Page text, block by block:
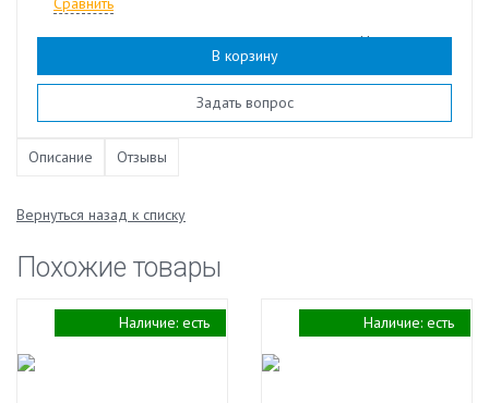
Наличие:есть
В корзину
Задать вопрос
Описание Отзывы
Вернуться назад к списку
Похожие товары
Наличие: есть Наличие: есть